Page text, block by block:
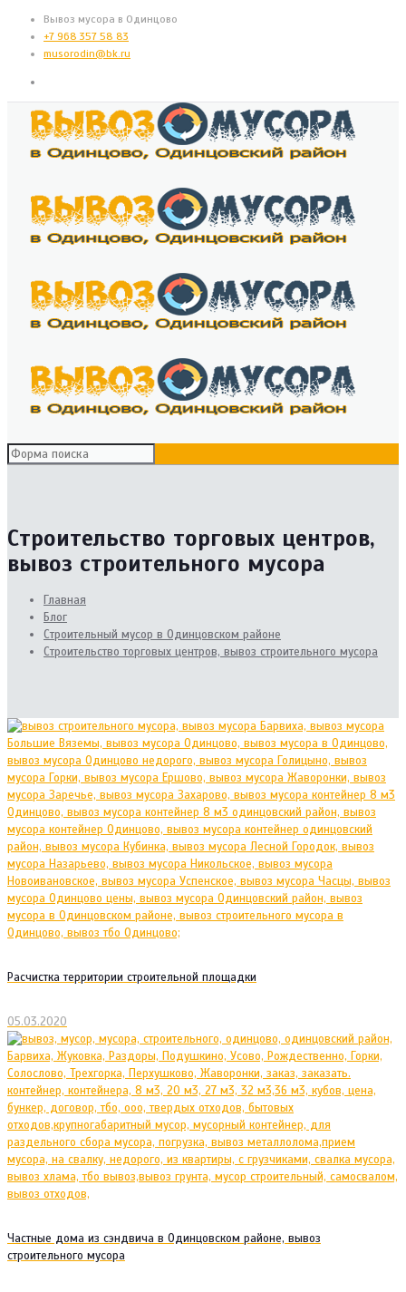
Вывоз мусора в Одинцово
+7 968 357 58 83
musorodin@bk.ru
Строительство торговых центров,
вывоз строительного мусора
Главная
Блог
Cтроительный мусор в Одинцовском районе
Строительство торговых центров, вывоз строительного мусора
Расчистка территории строительной площадки
05.03.2020
Частные дома из сэндвича в Одинцовском районе, вывоз
строительного мусора